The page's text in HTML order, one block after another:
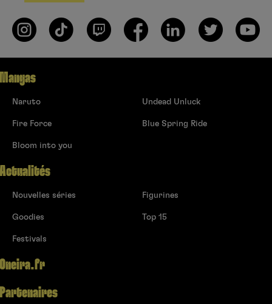
Mangas
Naruto
Fire Force
Bloom into you
Undead Unluck
Blue Spring Ride
Actualités
Nouvelles séries
Goodies
Festivals
Figurines
Top 15
Oneira.fr
Partenaires